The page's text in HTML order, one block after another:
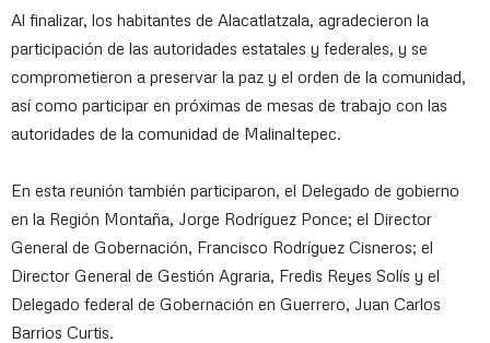
Al finalizar, los habitantes de Alacatlatzala, agradecieron la
participación de las autoridades estatales y federales, y se
comprometieron a preservar la paz y el orden de la comunidad,
así como participar en próximas de mesas de trabajo con las
autoridades de la comunidad de Malinaltepec.
En esta reunión también participaron, el Delegado de gobierno
en la Región Montaña, Jorge Rodríguez Ponce; el Director
General de Gobernación, Francisco Rodríguez Cisneros; el
Director General de Gestión Agraria, Fredis Reyes Solís y el
Delegado federal de Gobernación en Guerrero, Juan Carlos
Barrios Curtis.